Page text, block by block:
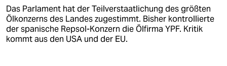
Das Parlament hat der Teilverstaatlichung des größten
Ölkonzerns des Landes zugestimmt. Bisher kontrollierte
der spanische Repsol-Konzern die Ölfirma YPF. Kritik
kommt aus den USA und der EU.